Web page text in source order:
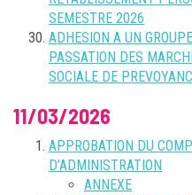
SEMESTRE 2026
ADHESION A UN
PASSATION DES
SOCIALE DE
11/03/2026
APPROBATION DU
D’ADMINISTRATION
ANNEXE